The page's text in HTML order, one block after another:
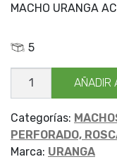
MACHO URANGA
5
MACHO
URANGA
MA
CONO2
cantidad
AÑADIR
Categorías:
PERFORADO,
Marca: URANGA